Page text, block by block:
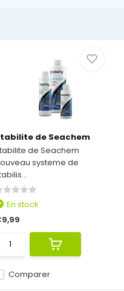
de Seachem
de Seachem
systeme de
Comparer
En stock